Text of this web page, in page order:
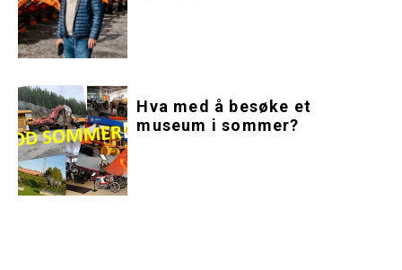
Hva med å besøke et
museum i sommer?